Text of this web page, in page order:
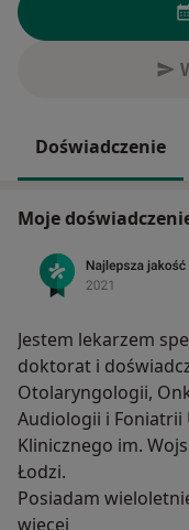
Doświadczenie
Moje
Jestem lekarzem
doktorat i
Otolaryngologii,
Audiologii i Foniatrii Uniwersyteckiego Szpitala
Klinicznego im.
Łodzi.
Posiadam wieloletnie
jak i w pracy
więcej